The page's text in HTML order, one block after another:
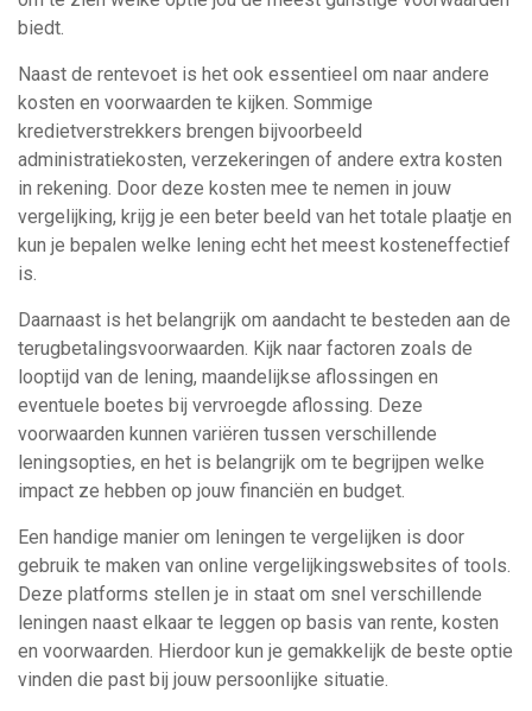
biedt.
Naast de rentevoet is het ook essentieel om naar andere
kosten en voorwaarden te kijken. Sommige
kredietverstrekkers brengen bijvoorbeeld
administratiekosten, verzekeringen of andere extra kosten
in rekening. Door deze kosten mee te nemen in jouw
vergelijking, krijg je een beter beeld van het totale plaatje en
kun je bepalen welke lening echt het meest kosteneffectief
is.
Daarnaast is het belangrijk om aandacht te besteden aan de
terugbetalingsvoorwaarden. Kijk naar factoren zoals de
looptijd van de lening, maandelijkse aflossingen en
eventuele boetes bij vervroegde aflossing. Deze
voorwaarden kunnen variëren tussen verschillende
leningsopties, en het is belangrijk om te begrijpen welke
impact ze hebben op jouw financiën en budget.
Een handige manier om leningen te vergelijken is door
gebruik te maken van online vergelijkingswebsites of tools.
Deze platforms stellen je in staat om snel verschillende
leningen naast elkaar te leggen op basis van rente, kosten
en voorwaarden. Hierdoor kun je gemakkelijk de beste optie
vinden die past bij jouw persoonlijke situatie.